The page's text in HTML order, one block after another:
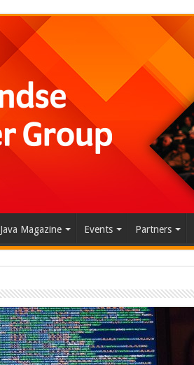
Java Magazine Events Partners